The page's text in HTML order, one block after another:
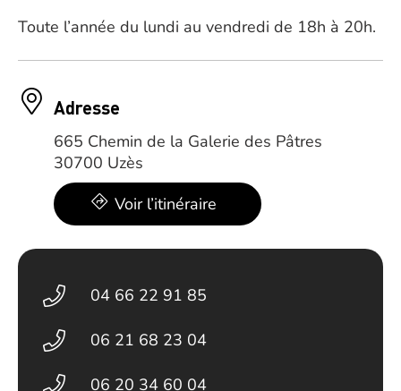
Toute l’année du lundi au vendredi de 18h à 20h.
Adresse
665 Chemin de la Galerie des Pâtres
30700 Uzès
Voir l’itinéraire
04 66 22 91 85
06 21 68 23 04
06 20 34 60 04